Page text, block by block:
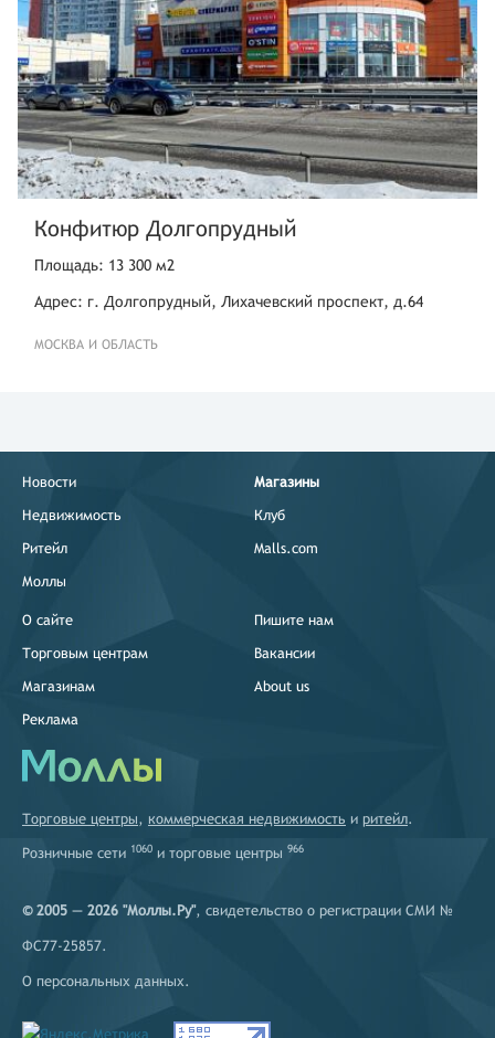
Конфитюр Долгопрудный
Площадь: 13 300 м2
Адрес: г. Долгопрудный, Лихачевский проспект, д.64
МОСКВА И ОБЛАСТЬ
Новости
Недвижимость
Ритейл
Моллы
Магазины
Клуб
Malls.com
О сайте
Торговым центрам
Магазинам
Реклама
Пишите нам
Вакансии
About us
Торговые центры, коммерческая недвижимость и ритейл.
Розничные сети 1060 и торговые центры 966
© 2005 — 2026 "Моллы.Ру", свидетельство о регистрации СМИ №
ФС77-25857.
О персональных данных.